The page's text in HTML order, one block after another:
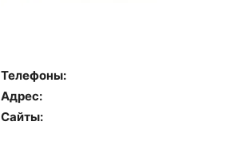
Телефоны:
Адрес:
Сайты: